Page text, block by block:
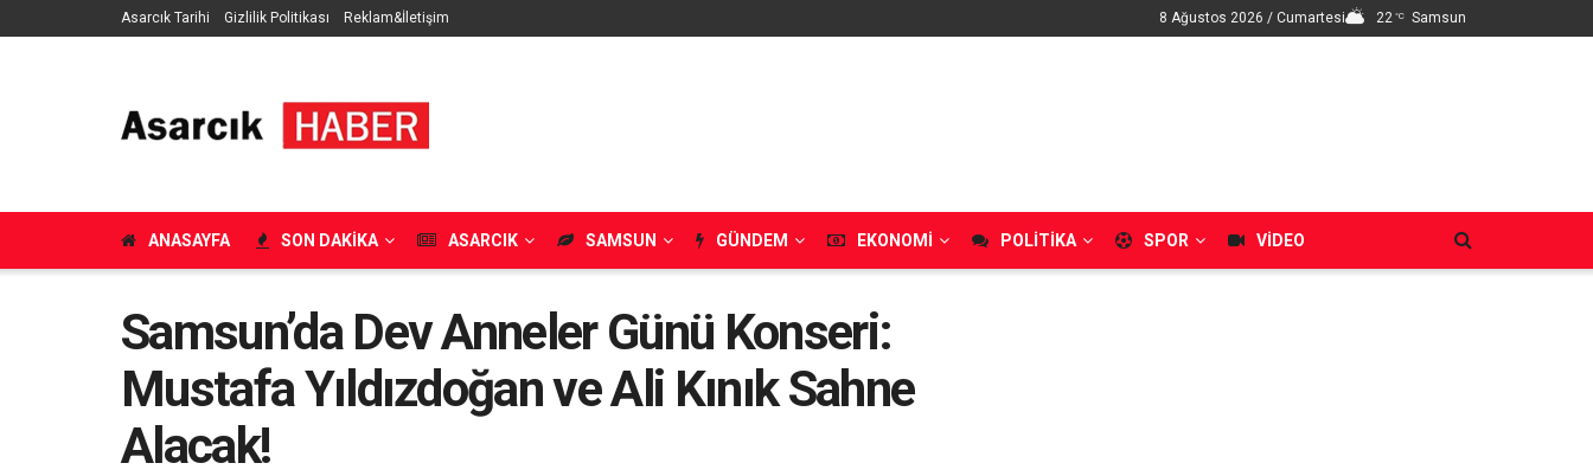
Asarcık Tarihi Gizlilik Politikası Reklam&İletişim 8 Ağustos 2026 / Cumartesi 22 °C Samsun
ANASAYFA SON DAKIKA ASARCIK SAMSUN GÜNDEM EKONOMI POLITIKA SPOR VIDEO
Samsun’da Dev Anneler Günü Konseri:
Mustafa Yıldızdoğan ve Ali Kınık Sahne
Alacak!